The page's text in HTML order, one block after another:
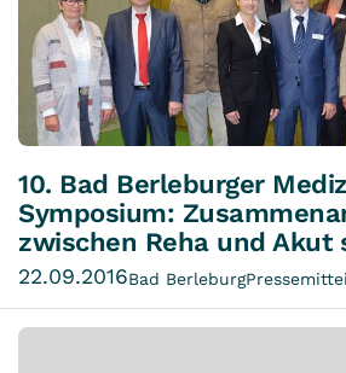
10. Bad Berleburger
Symposium:
zwischen Reha und Akut
22.09.2016Bad Berleburg